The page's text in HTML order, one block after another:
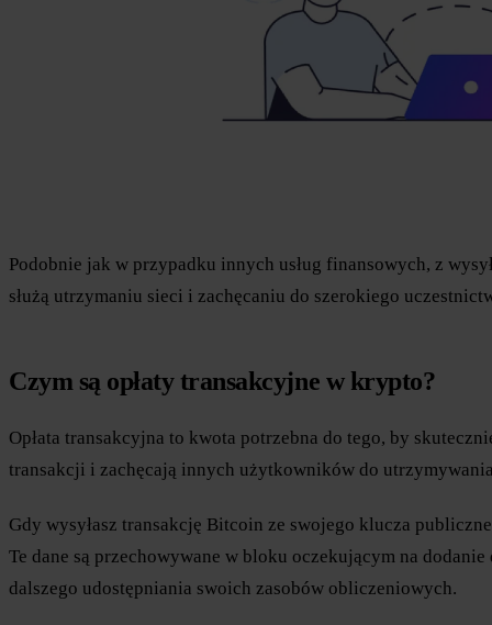
Podobnie jak w przypadku innych usług finansowych, z
służą utrzymaniu sieci i zachęcaniu do szerokiego
Czym są opłaty transakcyjne w krypto?
Opłata transakcyjna to kwota potrzebna do tego, by
transakcji i zachęcają innych użytkowników do
Gdy wysyłasz transakcję Bitcoin ze swojego klucza
Te dane są przechowywane w bloku oczekującym na
dalszego udostępniania swoich zasobów obliczeniowych.